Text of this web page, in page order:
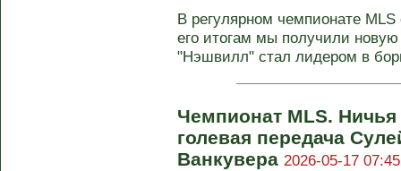
В регулярном чемпионате
его итогам мы получили
"Нэшвилл" стал лидером в
Чемпионат MLS.
голевая передача
Ванкувера 2026-05-17